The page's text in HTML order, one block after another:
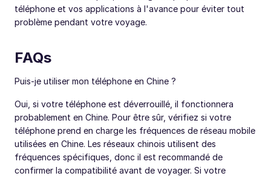
téléphone et vos applications à l'avance pour éviter tout
problème pendant votre voyage.
FAQs
Puis-je utiliser mon téléphone en Chine ?
Oui, si votre téléphone est déverrouillé, il fonctionnera
probablement en Chine. Pour être sûr, vérifiez si votre
téléphone prend en charge les fréquences de réseau mobile
utilisées en Chine. Les réseaux chinois utilisent des
fréquences spécifiques, donc il est recommandé de
confirmer la compatibilité avant de voyager. Si votre